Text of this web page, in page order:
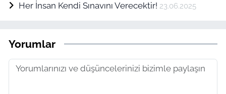
Her İnsan Kendi Sınavını Verecektir! 23.06.2025
Yorumlar